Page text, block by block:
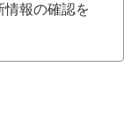
情報の確認を